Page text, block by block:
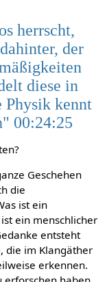
herrscht,
der
diese in
Physik kennt
00:24:25
Geschehen
die
ist ein
ein menschlicher
entsteht
die im Klangäther
erkennen.